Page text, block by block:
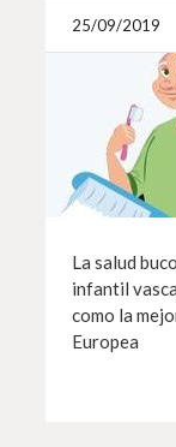
25/09/2019
La salud
infantil
como la
Europea